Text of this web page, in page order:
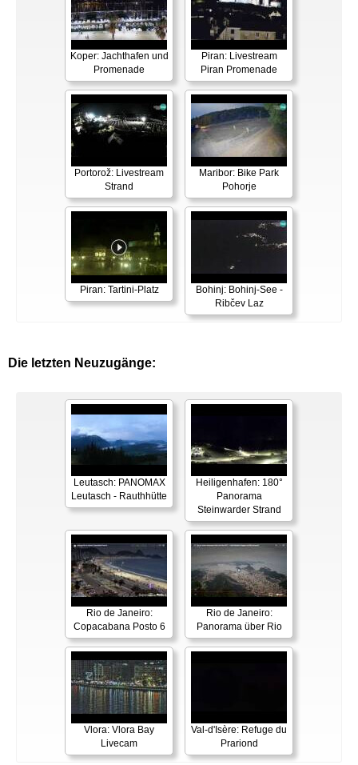
Koper: Jachthafen und
Promenade
Piran: Livestream
Piran Promenade
Portorož: Livestream
Strand
Maribor: Bike Park
Pohorje
Piran: Tartini-Platz
Bohinj: Bohinj-See -
Ribčev Laz
Die letzten Neuzugänge:
Leutasch: PANOMAX
Leutasch - Rauthhütte
Heiligenhafen: 180°
Panorama
Steinwarder Strand
Rio de Janeiro:
Copacabana Posto 6
Rio de Janeiro:
Panorama über Rio
Vlora: Vlora Bay
Livecam
Val-d'Isère: Refuge du
Prariond